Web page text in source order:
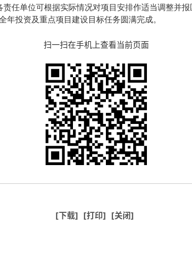
任单位可根据实际情况对项目安排作适当调整并
年投资及重点项目建设目标任务圆满完成。
扫一扫在手机上查看当前页面
[下载] [打印] [关闭]